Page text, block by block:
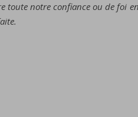
notre confiance ou de foi